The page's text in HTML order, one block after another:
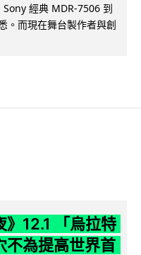
經典 MDR-7506 到
。而現在舞台製作者與創
》12.1 「烏拉特
不為提高世界首